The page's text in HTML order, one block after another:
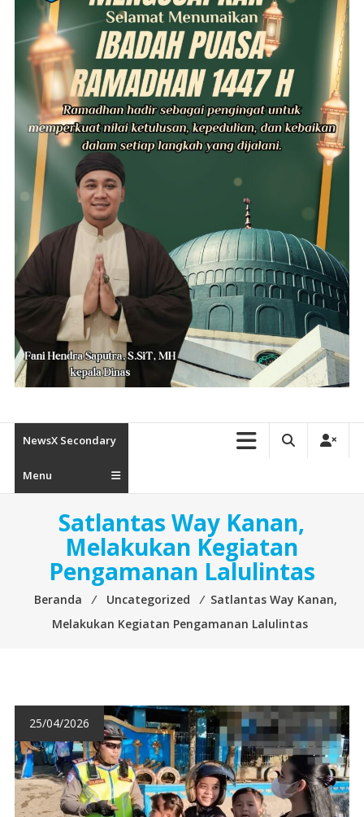
NewsX Secondary
Menu
Satlantas Way Kanan,
Melakukan Kegiatan
Pengamanan Lalulintas
Beranda ⁄ Uncategorized ⁄ Satlantas Way Kanan,
Melakukan Kegiatan Pengamanan Lalulintas
25/04/2026